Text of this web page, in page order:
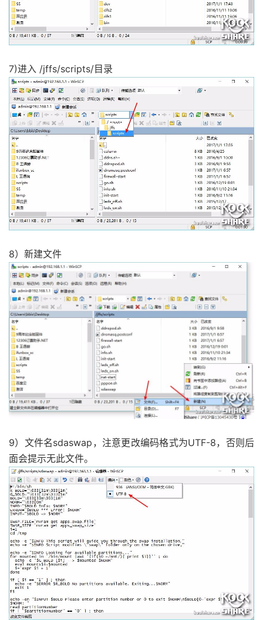
7)进入 /jffs/scripts/目录
8）新建文件
9）文件名sdaswap，注意更改编码格式为UTF-8，否则后
面会提示无此文件。